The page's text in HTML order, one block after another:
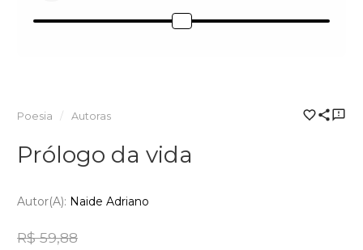
Poesia Autoras
Prólogo da vida
Autor(a): Naide Adriano
R$ 59,88